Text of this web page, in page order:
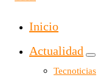
Yacal micro hosting
Inicio
Actualidad
Tecnoticias